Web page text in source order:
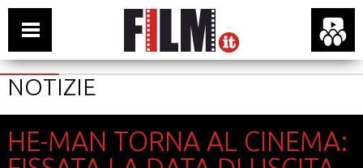
NOTIZIE
HE-MAN TORNA AL CINEMA: